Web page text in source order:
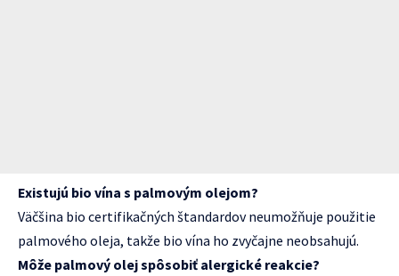
Existujú bio vína s palmovým olejom?
Väčšina bio certifikačných štandardov neumožňuje použitie
palmového oleja, takže bio vína ho zvyčajne neobsahujú.
Môže palmový olej spôsobiť alergické reakcie?